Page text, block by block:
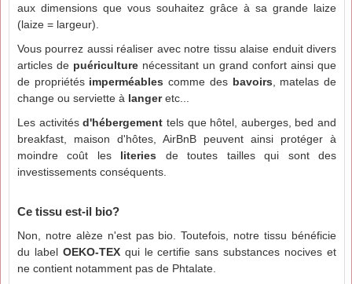
aux dimensions que vous souhaitez grâce à sa grande laize
(laize = largeur).
Vous pourrez aussi réaliser avec notre tissu alaise enduit divers
articles de puériculture nécessitant un grand confort ainsi que
de propriétés imperméables comme des bavoirs , matelas de
change ou serviette à langeretc...
Les activitésd'hébergement tels que hôtel, auberges, bed and
breakfast, maison d'hôtes, AirBnB peuvent ainsi protéger à
moindre coût les literies de toutes tailles qui sont des
investissements conséquents.
Ce tissu est-il bio?
Non, notre alèze n'est pas bio. Toutefois, notre tissu bénéficie
du label OEKO-TEX qui le certifie sans substances nocives et
ne contient notamment pas de Phtalate.